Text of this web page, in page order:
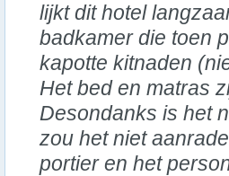
lijkt dit hotel
badkamer die toen
kapotte kitnaden
Het bed en matras
Desondanks is het
zou het niet
portier en het